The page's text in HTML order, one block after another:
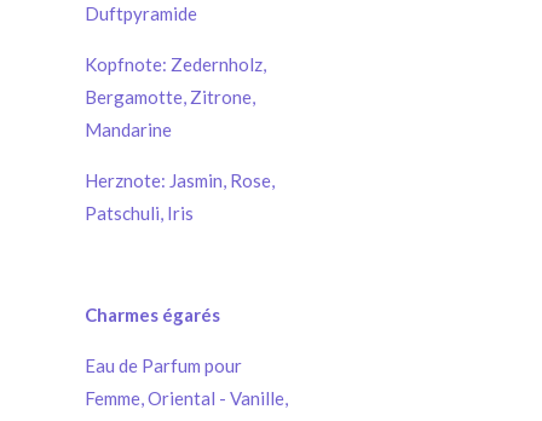
Duftpyramide
Kopfnote: Zedernholz,
Bergamotte, Zitrone,
Mandarine
Herznote: Jasmin, Rose,
Patschuli, Iris
Charmes égarés
Eau de Parfum pour
Femme, Oriental - Vanille,